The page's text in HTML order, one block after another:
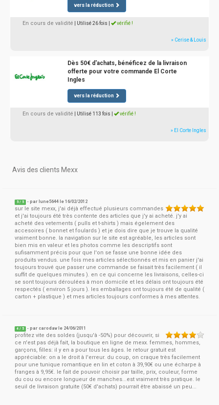
vers la réduction
En cours de validité | Utilisé 26 fois vérifié !
» Cerise & Louis
Dès 50€ d'achats, bénéficez de la livraison
offerte pour votre commande El Corte
Ingles
vers la réduction
En cours de validité | Utilisé 113 fois vérifié !
» El Corte Ingles
Avis des clients Mexx
5 / 5 - par lune5644 le 16/02/2012
sur le site mexx, j'ai déjà effectué plusieurs commandes
et j'ai toujours été très contente des articles que j'y ai acheté. j'y ai
acheté des vetements ( pulls et t-shirts ) mais égelement des
accesoires ( bonnet et foulards ) et je dois dire que je trouve la qualité
vraiment bonne. la navigation sur le site est agréable, les articles sont
bien mis en valeur et les photos comme les descriptifs sont
sufisamment précis pour que l'on se fasse une bonne idée des
produits vendus. une fois mes articles sélectionnés et mis en panier j'ai
toujours trouvé que passer une commande se faisait très facilement ( il
suffit de quelques minutes ). en ce qui concerne les livraisons, celles-ci
se sont toujours déroulées à mon domicile et les délais ont toujours été
respectés ( environ 5 jours ). les emballages ont toujours été de qualité (
carton + plastique ) et mes articles toujours conformes à mes attentes.
4 / 5 - parcarodav le 24/06/2011
profitez vite des soldes (jusqu'à -50%) pour découvrir, si
ce n'est pas déjà fait, la boutique en ligne de mexx. femmes, hommes,
garçons, filles: il y en a pour tous les âges. le retour gratuit est
appréciable: on a le droit à l'erreur. du coup, on craque très facilement
pour une tunique romantique en lin et coton à 39,90€ ou une écharpe à
franges à 9,95€. le fait de pouvoir choisir par taille, prix, couleur, forme
du cou ou encore longueur de manches...est vraiment très pratique. le
seuil de livraison gratuite (50€ d'achats) pourrait être abaissé un peu...